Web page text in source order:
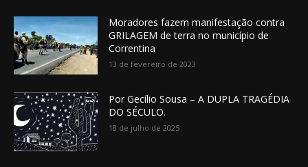
Moradores fazem manifestação contra
GRILAGEM de terra no município de
Correntina
13 de fevereiro de 2023
Por Gecílio Sousa – A DUPLA TRAGÉDIA
DO SÉCULO.
18 de julho de 2025